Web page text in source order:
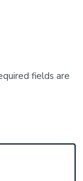
fields are